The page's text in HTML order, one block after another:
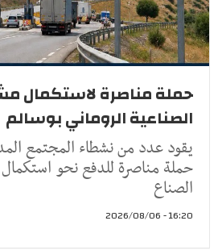
حملة مناصرة لاستكمال
الصناعية الروماني بوسالم
يقود عدد من نشطاء المجتمع
حملة مناصرة للدفع نحو استكمال
الصناع
16:20 - 2026/08/06